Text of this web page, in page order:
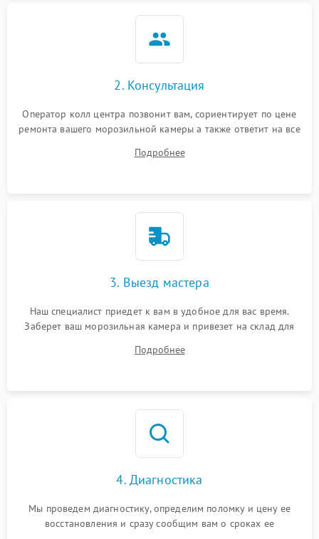
2. Консультация
Оператор колл центра позвонит вам, сориентирует по цене
ремонта вашего морозильной камеры а также ответит на все
Подробнее
3. Выезд мастера
Наш специалист приедет к вам в удобное для вас время.
Заберет ваш морозильная камера и привезет на склад для
Подробнее
4. Диагностика
Мы проведем диагностику, определим поломку и цену ее
восстановления и сразу сообщим вам о сроках ее